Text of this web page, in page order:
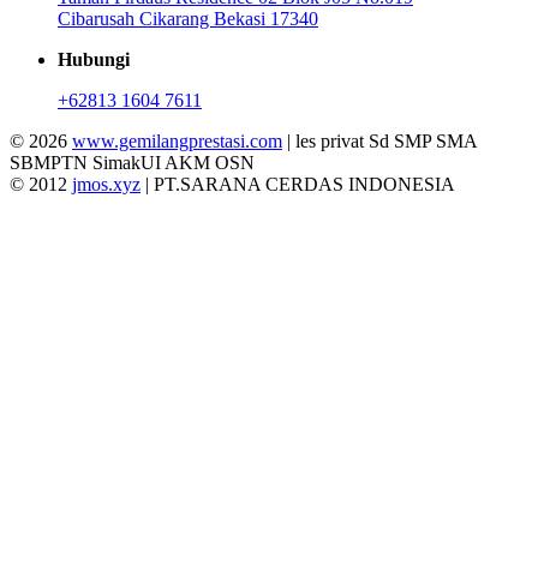
Cibarusah Cikarang Bekasi 17340
Hubungi
+62813 1604 7611
© 2026 www.gemilangprestasi.com | les privat Sd SMP SMA
SBMPTN SimakUI AKM OSN
© 2012 jmos.xyz | PT.SARANA CERDAS INDONESIA